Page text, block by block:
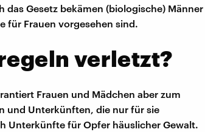
Gesetz bekämen (biologische) Männer
für Frauen vorgesehen sind.
verletzt?
Frauen und Mädchen aber zum
und Unterkünften, die nur für sie
Unterkünfte für Opfer häuslicher Gewalt.